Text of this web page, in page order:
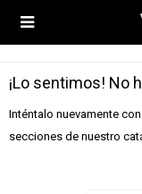

¡Lo sentimos! No
Inténtalo nuevamente
secciones de nuestro